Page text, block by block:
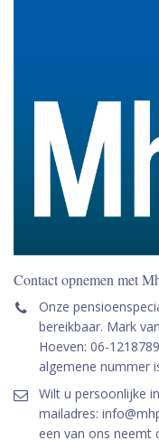
Contact opnemen met
Onze
bereikbaar. Mark
Hoeven: 06-
algemene nummer
Wilt u persoonlijke
mailadres:
een van ons neemt